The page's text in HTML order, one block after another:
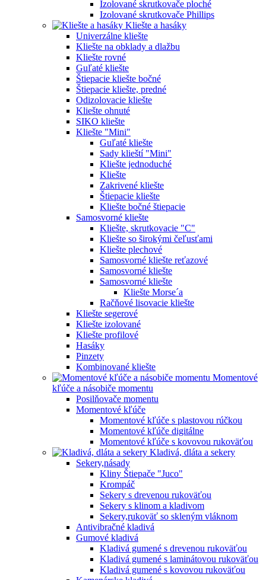
Izolované skrutkovače ploché
Izolované skrutkovače Phillips
Kliešte a hasáky
Univerzálne kliešte
Kliešte na obklady a dlažbu
Kliešte rovné
Guľaté kliešte
Štiepacie kliešte bočné
Štiepacie kliešte, predné
Odizolovacie kliešte
Kliešte ohnuté
SIKO kliešte
Kliešte "Mini"
Guľaté kliešte
Sady klieští "Mini"
Kliešte jednoduché
Kliešte
Zakrivené kliešte
Štiepacie kliešte
Kliešte bočné štiepacie
Samosvorné kliešte
Kliešte, skrutkovacie "C"
Kliešte so širokými čeľusťami
Kliešte plechové
Samosvorné kliešte reťazové
Samosvorné kliešte
Samosvorné kliešte
Kliešte Morse´a
Račňové lisovacie kliešte
Kliešte segerové
Kliešte izolované
Kliešte profilové
Hasáky
Pinzety
Kombinované kliešte
Momentové
kľúče a násobiče momentu
Posilňovače momentu
Momentové kľúče
Momentové kľúče s plastovou rúčkou
Momentové kľúče digitálne
Momentové kľúče s kovovou rukoväťou
Kladivá, dláta a sekery
Sekery,násady
Kliny Štiepače "Juco"
Krompáč
Sekery s drevenou rukoväťou
Sekery s klinom a kladivom
Sekery,rukoväť so skleným vláknom
Antivibračné kladivá
Gumové kladivá
Kladivá gumené s drevenou rukoväťou
Kladivá gumené s laminátovou rukoväťou
Kladivá gumené s kovovou rukoväťou